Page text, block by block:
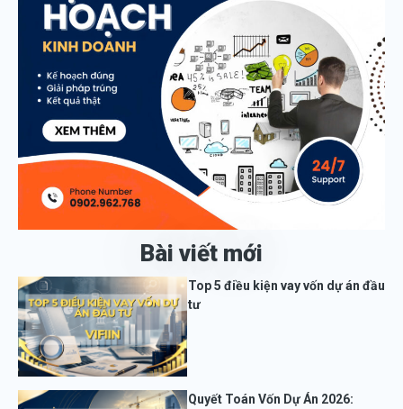
Bài viết mới
Top 5 điều kiện vay vốn dự án đầu
tư
Quyết Toán Vốn Dự Án 2026: